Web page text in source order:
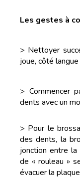
Les gestes à
> Nettoyer
joue, côté
> Commencer
dents avec un
> Pour le
des dents, la
jonction entre
de « rouleau »
évacuer la